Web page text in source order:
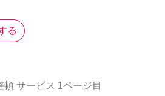
る
頓 サービス 1ページ目